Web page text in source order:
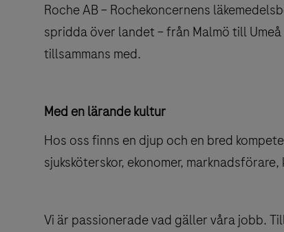
Roche AB – Rochekoncernens
spridda över landet – från Malmö till
tillsammans med.
Med en lärande kultur
Hos oss finns en djup och en bred
sjuksköterskor, ekonomer,
Vi är passionerade vad gäller våra jobb.